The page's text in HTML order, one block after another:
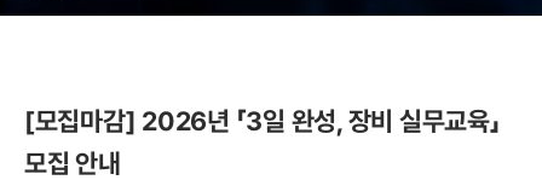
[모집마감] 2026년 「3일 완성, 장비 실무교육」
모집 안내